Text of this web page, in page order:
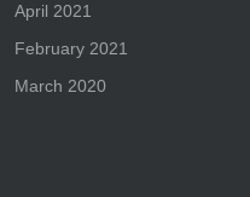
April 2021
February 2021
March 2020